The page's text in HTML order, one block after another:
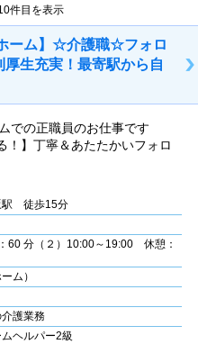
件目を表示
ーム】☆介護職☆フォロ
生充実！最寄駅から自
での正職員のお仕事です
】丁寧＆あたたかいフォロ
駅 徒歩15分
60 分（２）10:00～19:00 休憩：
ム）
護業務
ヘルパー2級